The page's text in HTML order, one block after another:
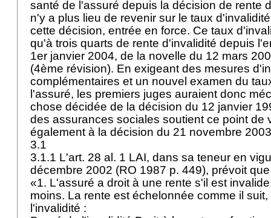
santé de l'assuré depuis la décision de rente
n'y a plus lieu de revenir sur le taux
cette décision, entrée en force. Ce taux
qu'à trois quarts de rente d'invalidité depuis
1er janvier 2004, de la novelle du 12 mars
(4ème révision). En exigeant des mesures
complémentaires et un nouvel examen du
l'assuré, les premiers juges auraient donc
chose décidée de la décision du 12 janvier
des assurances sociales soutient ce point de
également à la décision du 21 novembre
3.1
3.1.1 L'art. 28 al. 1 LAI, dans sa teneur en
décembre 2002 (RO 1987 p. 449), prévoit
«1. L'assuré a droit à une rente s'il est
moins. La rente est échelonnée comme il
l'invalidité :